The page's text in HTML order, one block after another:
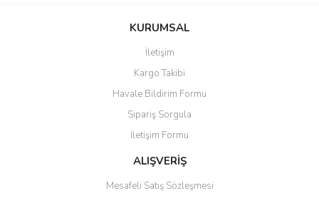
Bu ürüne ilk yorumu siz yapın!
Ürün resmi kalitesiz, bozuk veya görüntülenemiyor.
Ürün açıklamasında eksik bilgiler bulunuyor.
Ürün bilgilerinde hatalar bulunuyor.
Ürün fiyatı diğer sitelerden daha pahalı.
Bu ürüne benzer farklı alternatifler olmalı.
KURUMSAL
İletişim
Kargo Takibi
Havale Bildirim Formu
Sipariş Sorgula
İletişim Formu
ALIŞVERİŞ
Mesafeli Satış Sözleşmesi